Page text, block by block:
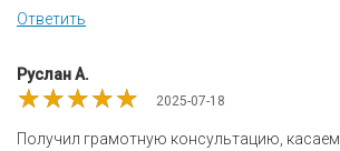
судебные расходы, которые мне обещали
расценки. Договор услуг составлен
калькуляции нет. Данную компани НЕ
Ответить
Руслан А.
2025-07-18
★★★★★
★★★★★
★★★★★
Получил грамотную консультацию,